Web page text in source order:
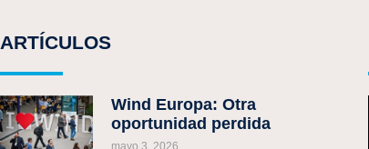
¡COMPARTE!
ARTÍCULOS
Wind Europa: Otra
oportunidad perdida
mayo 3, 2026